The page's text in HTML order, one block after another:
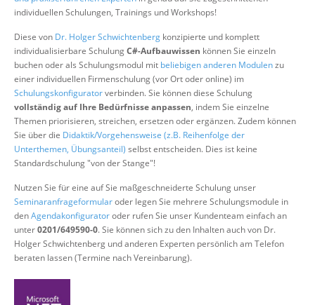
Über uns
Suche
individuellen Schulungen, Trainings und Workshops!
Diese von Dr. Holger Schwichtenberg konzipierte und komplett
individualisierbare SchulungC#-Aufbauwissen können Sie einzeln
buchen oder als Schulungsmodul mit beliebigen anderen Modulenzu
einer individuellen Firmenschulung (vor Ort oder online) im
Schulungskonfiguratorverbinden. Sie können diese Schulung
vollständig auf Ihre Bedürfnisse anpassen, indem Sie einzelne
Themen priorisieren, streichen, ersetzen oder ergänzen. Zudem können
Sie über die Didaktik/Vorgehensweise (z.B. Reihenfolge der
Unterthemen, Übungsanteil) selbst entscheiden. Dies ist keine
Standardschulung "von der Stange"!
Nutzen Sie für eine auf Sie maßgeschneiderte Schulung unser
Seminaranfrageformularoder legen Sie mehrere Schulungsmodule in
denAgendakonfiguratoroder rufen Sie unser Kundenteam einfach an
unter0201/649590-0. Sie können sich zu den Inhalten auch von Dr.
Holger Schwichtenberg und anderen Experten persönlich am Telefon
beraten lassen (Termine nach Vereinbarung).